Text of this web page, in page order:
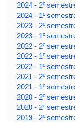
2024 - 2º
2024 - 1º
2023 - 2º
2023 - 1º
2022 - 2º
2022 - 1º
2022 - 1º
2021 - 2º
2021 - 1º
2020 - 2º
2020 - 2º
2019 - 2º